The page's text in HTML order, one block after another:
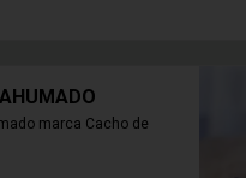
marca Cacho de